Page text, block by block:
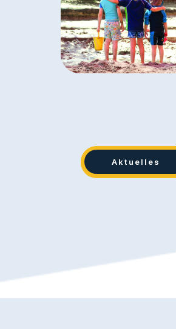
Aktuelles